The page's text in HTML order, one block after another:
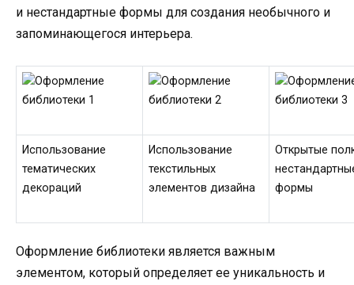
и нестандартные формы для создания необычного и
запоминающегося интерьера.
Использование
тематических
декораций
Использование
текстильных
элементов дизайна
Открытые
формы
Оформление библиотеки является важным
элементом, который определяет ее уникальность и